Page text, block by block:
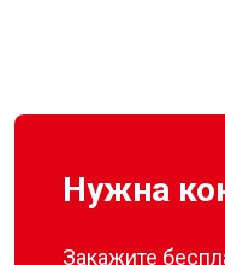
Нужна
Закажите